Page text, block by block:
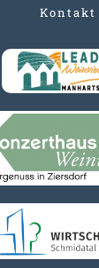
Kontakt